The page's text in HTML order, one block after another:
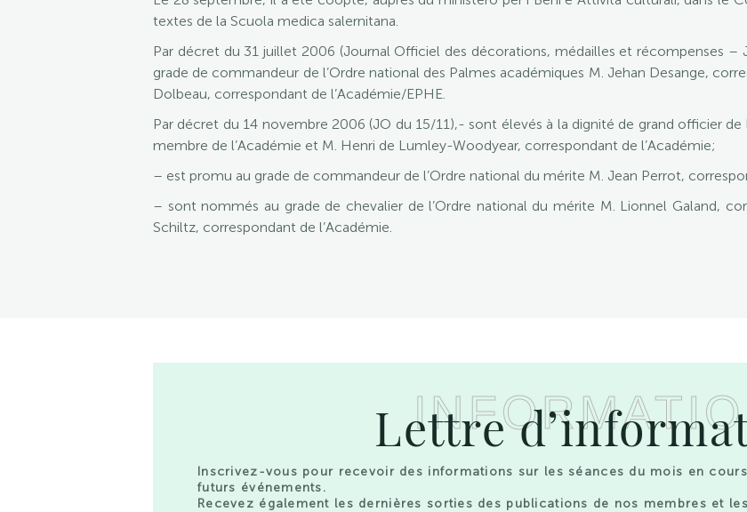
textes de la Scuola medica salernitana.
Par décret du 31 juillet 2006 (Journal Officiel des décorations, médailles et récompenses
grade de commandeur de l’Ordre national des Palmes académiques M. Jehan Desange,
Dolbeau, correspondant de l’Académie/EPHE.
Par décret du 14 novembre 2006 (JO du 15/11),- sont élevés à la dignité de grand officier de
membre de l’Académie et M. Henri de Lumley-Woodyear, correspondant de l’Académie;
– est promu au grade de commandeur de l’Ordre national du mérite M. Jean Perrot,
– sont nommés au grade de chevalier de l’Ordre national du mérite M. Lionnel Galand,
Schiltz, correspondant de l’Académie.
Lettre
Inscrivez-vous pour recevoir des informations sur les séances du mois en
futurs événements.
Recevez également les dernières sorties des publications de nos membres et